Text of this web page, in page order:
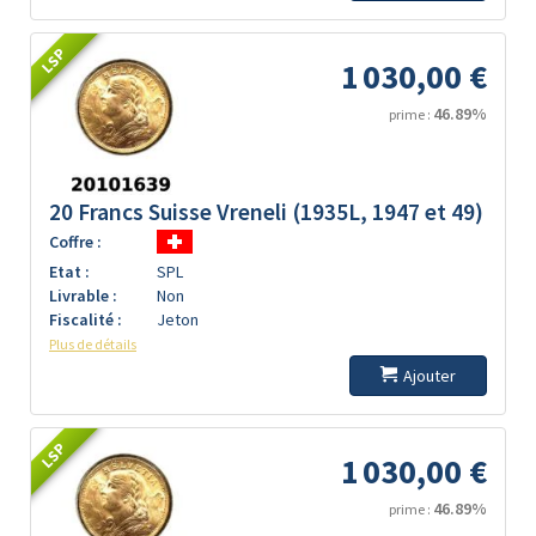
LSP 1 030,00 €
prime : 46.89%
20 Francs Suisse Vreneli (1935L, 1947 et 49)
Coffre :
Etat :
SPL
Livrable :
Non
Fiscalité :
Jeton
Plus de détails
Ajouter
LSP 1 030,00 €
prime : 46.89%